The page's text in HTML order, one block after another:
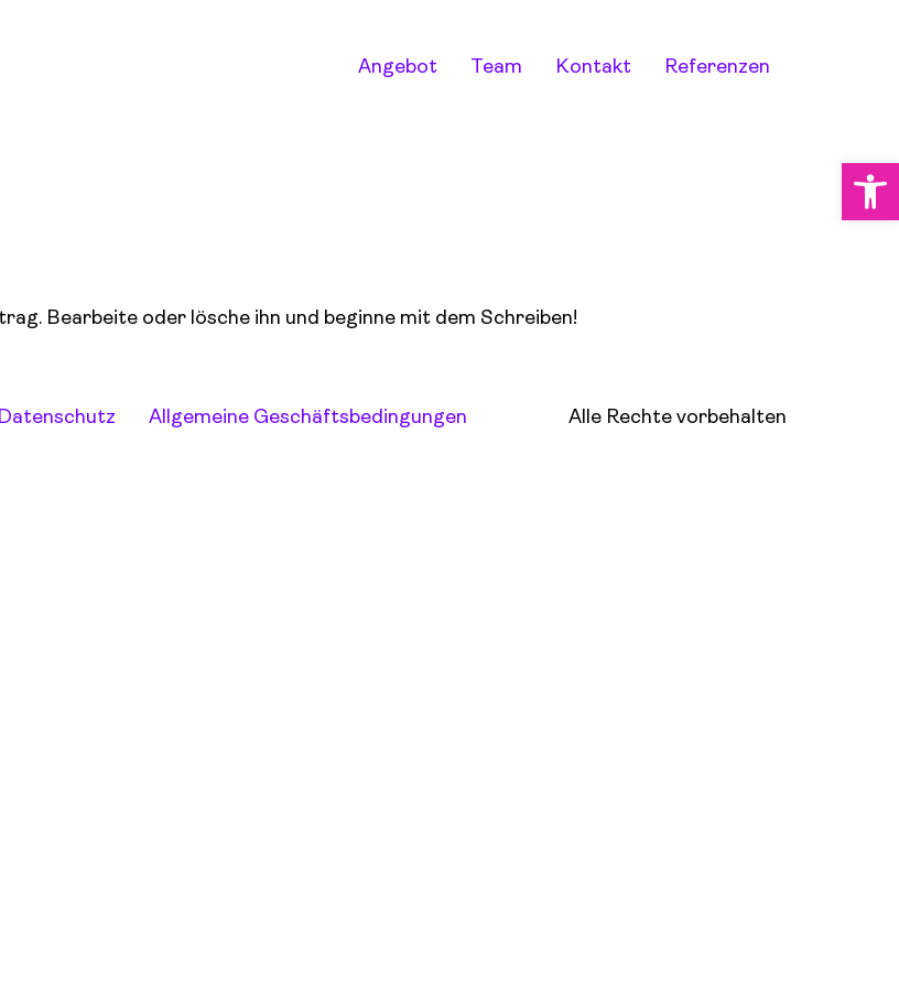
Angebot Team Kontakt Referenzen
Bearbeite oder lösche ihn und beginne mit dem Schreiben!
Datenschutz Allgemeine Geschäftsbedingungen Alle Rechte vorbehalten